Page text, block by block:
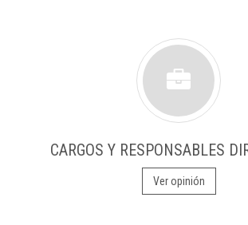
CARGOS Y RESPONSABLES
Ver opinión